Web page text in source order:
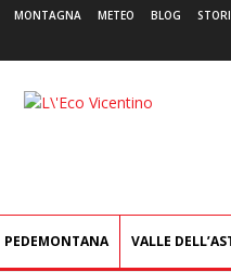
MONTAGNA METEO BLOG
L'Eco
PEDEMONTANA VALLE